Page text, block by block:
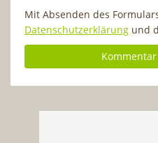
Mit Absenden des
Datenschutzerklärung und